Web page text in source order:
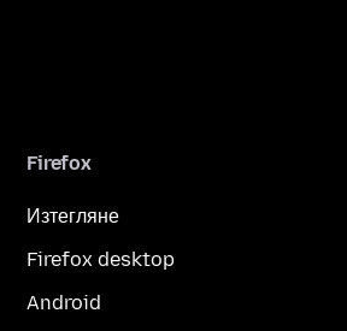
Firefox
Изтегляне
Firefox desktop
Android